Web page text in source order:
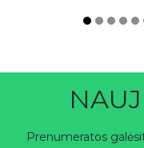
Prenumeratos